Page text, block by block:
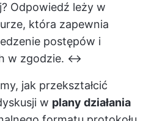
Odpowiedź leży w
która zapewnia
postępów i
w zgodzie. ↔️
jak przekształcić
w plany działania